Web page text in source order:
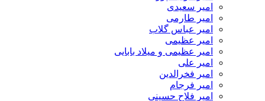
امیر سعیدی
امیر طارمی
امیر عباس گلاب
امیر عظیمی
امیر عظیمی و میلاد بابایی
امیر علی
امیر فخرالدین
امیر فرجام
امیر فلاح حسینی